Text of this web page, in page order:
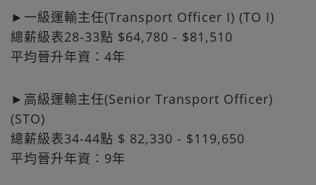
►一級運輸主任(Transport Officer I) (TO I)
總薪級表28-33點 $64,780 - $81,510
平均晉升年資：4年
►高級運輸主任(Senior Transport Officer)
(STO)
總薪級表34-44點 $ 82,330 - $119,650
平均晉升年資：9年